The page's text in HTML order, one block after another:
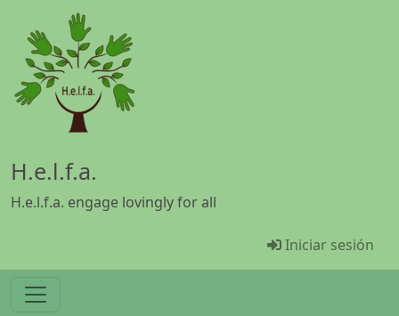
Pasar al contenido principal
H.e.l.f.a.
H.e.l.f.a. engage lovingly for all
Menü
Iniciar sesión